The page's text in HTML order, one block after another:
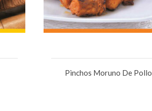
Pinchos Moruno De Pollo